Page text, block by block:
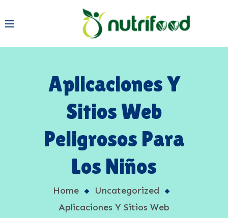
Aplicaciones Y
Sitios Web
Peligrosos Para
Los Niños
Home
Uncategorized
Aplicaciones Y Sitios Web